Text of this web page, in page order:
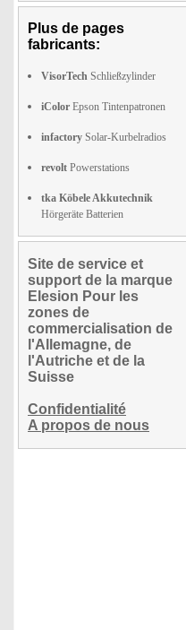
Plus de pages
fabricants:
VisorTech Schließzylinder
iColor Epson Tintenpatronen
infactory Solar-Kurbelradios
revolt Powerstations
tka Köbele Akkutechnik
Hörgeräte Batterien
Site de service et
support de la marque
Elesion Pour les
zones de
commercialisation de
l'Allemagne, de
l'Autriche et de la
Suisse
Confidentialité
A propos de nous